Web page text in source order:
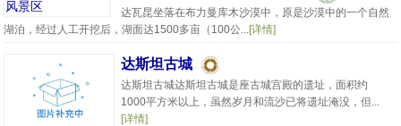
达瓦昆坐落在布力曼库木沙漠中，原是沙漠中的一个自然
湖泊，经过人工开挖后，湖面达1500多亩（100公...[详情]
达斯坦古城
达斯坦古城达斯坦古城是座古城宫殿的遗址，面积约
1000平方米以上，虽然岁月和流沙已将遗址淹没，但...
[详情]